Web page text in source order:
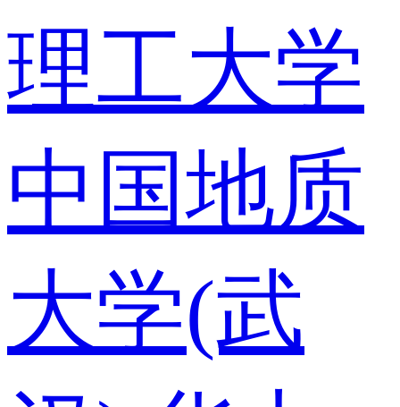
理工大学
中国地质
大学(武